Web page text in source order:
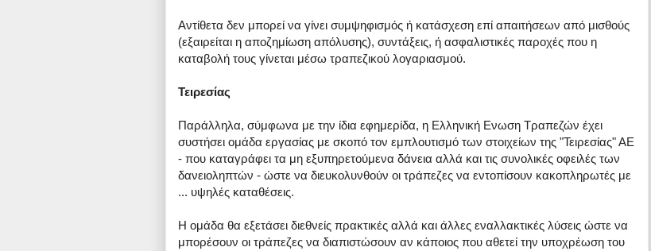
Αντίθετα δεν μπορεί να γίνει συμψηφισμός ή κατάσχεση επί απαιτήσεων από μισθούς
(εξαιρείται η αποζημίωση απόλυσης), συντάξεις, ή ασφαλιστικές παροχές που η
καταβολή τους γίνεται μέσω τραπεζικού λογαριασμού.
Τειρεσίας
Παράλληλα, σύμφωνα με την ίδια εφημερίδα, η Ελληνική Ενωση Τραπεζών έχει
συστήσει ομάδα εργασίας με σκοπό τον εμπλουτισμό των στοιχείων της "Τειρεσίας" ΑΕ
- που καταγράφει τα μη εξυπηρετούμενα δάνεια αλλά και τις συνολικές οφειλές των
δανειοληπτών - ώστε να διευκολυνθούν οι τράπεζες να εντοπίσουν κακοπληρωτές με
... υψηλές καταθέσεις.
Η ομάδα θα εξετάσει διεθνείς πρακτικές αλλά και άλλες εναλλακτικές λύσεις ώστε να
μπορέσουν οι τράπεζες να διαπιστώσουν αν κάποιος που αθετεί την υποχρέωση του